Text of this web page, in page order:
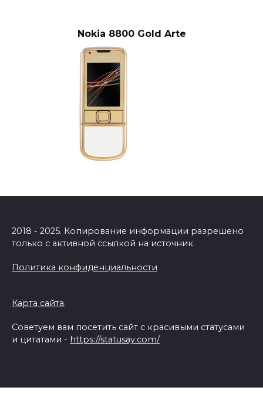
Nokia 8800 Gold Arte
2018 - 2025. Копирование информации разрешено
только с активной ссылкой на источник.
Политика конфиденциальности
Карта сайта.
Советуем вам посетить сайт с красивыми статусами
и цитатами - https://statusay.com/